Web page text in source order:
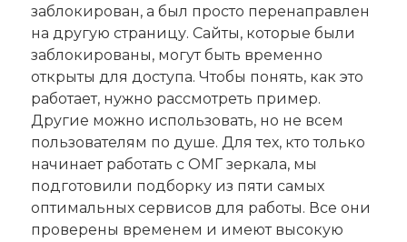
заблокирован, а был просто перенаправлен
на другую страницу. Сайты, которые были
заблокированы, могут быть временно
открыты для доступа. Чтобы понять, как это
работает, нужно рассмотреть пример.
Другие можно использовать, но не всем
пользователям по душе. Для тех, кто только
начинает работать с ОМГ зеркала, мы
подготовили подборку из пяти самых
оптимальных сервисов для работы. Все они
проверены временем и имеют высокую